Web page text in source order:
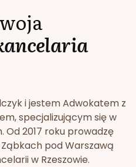
i jestem Adwokatem z
specjalizującym się w
2017 roku prowadzę
pod Warszawą
w Rzeszowie.